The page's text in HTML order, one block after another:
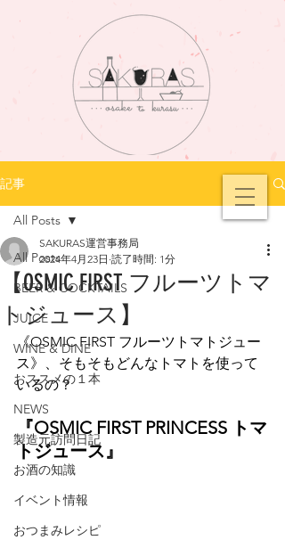
記事
All Posts
BEER & COCKTAILS
JUICE
WINE & DINE
おススメの１本
NEWS
製造元訪問日記
お酒の知識
イベント情報
おつまみレシピ
All Posts
【OSMIC FIRST フルーツトマ
トジュース】
SAKURAS運営事務局
2024年4月23日 読了時間: 1分
​《OSMIC FIRST フルーツトマトジュー
ス》、そもそもどんなトマトを使って
いるの？
『OSMIC FIRST PRINCESS トマ
トジュース』